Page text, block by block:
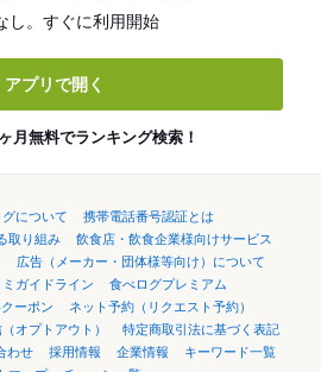
し。すぐに利用開始
アプリで開く
月無料でランキング検索！
について
携帯電話番号認証とは
取り組み
飲食店・飲食企業様向けサービス
広告（メーカー・団体様等向け）について
ミガイドライン
食べログプレミアム
ーポン
ネット予約（リクエスト予約）
オプトアウト）
特定商取引法に基づく表記
わせ 採用情報 企業情報
キーワード一覧